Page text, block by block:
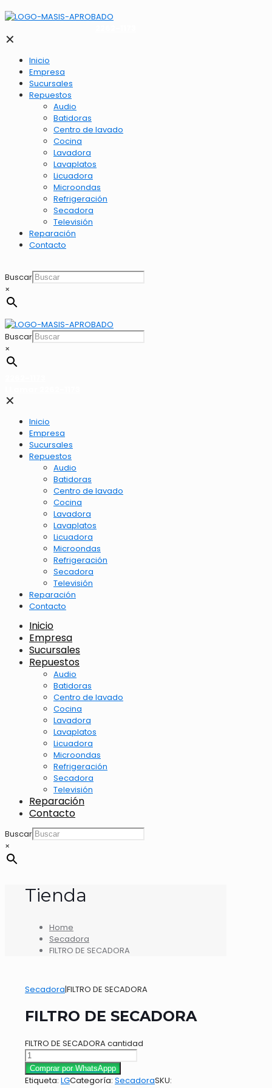
✕
Inicio
Empresa
Sucursales
Repuestos
Audio
Batidoras
Centro de lavado
Cocina
Lavadora
Lavaplatos
Licuadora
Microondas
Refrigeración
Secadora
Televisión
Reparación
Contacto
Buscar
×
Buscar
×
✕
Inicio
Empresa
Sucursales
Repuestos
Audio
Batidoras
Centro de lavado
Cocina
Lavadora
Lavaplatos
Licuadora
Microondas
Refrigeración
Secadora
Televisión
Reparación
Contacto
Inicio
Empresa
Sucursales
Repuestos
Audio
Batidoras
Centro de lavado
Cocina
Lavadora
Lavaplatos
Licuadora
Microondas
Refrigeración
Secadora
Televisión
Reparación
Contacto
Buscar
×
Tienda
Home
Secadora
FILTRO DE SECADORA
Secadora|FILTRO DE SECADORA
FILTRO DE SECADORA
FILTRO DE SECADORA cantidad
Comprar por WhatsAppp
Etiqueta: LGCategoría: SecadoraSKU: